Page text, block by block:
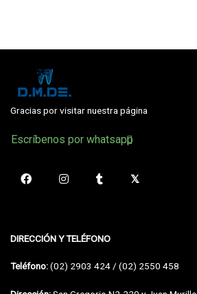
Gracias por visitar nuestra página
Escríbenos por whatsapp
DIRECCIÓN Y TELÉFONO
Teléfono:(02) 2903 424 / (02) 2550 458